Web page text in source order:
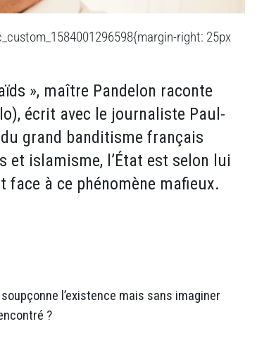
right: 25px
», maître Pandelon raconte
écrit avec le journaliste Paul-
grand banditisme français
et islamisme, l’État est selon lui
à ce phénomène mafieux.
l’existence mais sans imaginer
?